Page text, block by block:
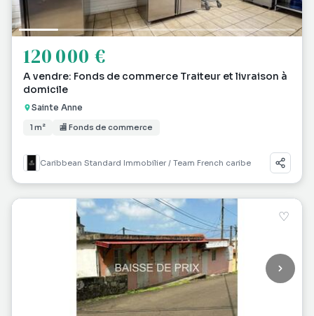
120 000 €
A vendre: Fonds de commerce Traiteur et livraison à
domicile
Sainte Anne
1 m² 🏬 Fonds de commerce
Caribbean Standard Immobilier / Team French caribe
♡